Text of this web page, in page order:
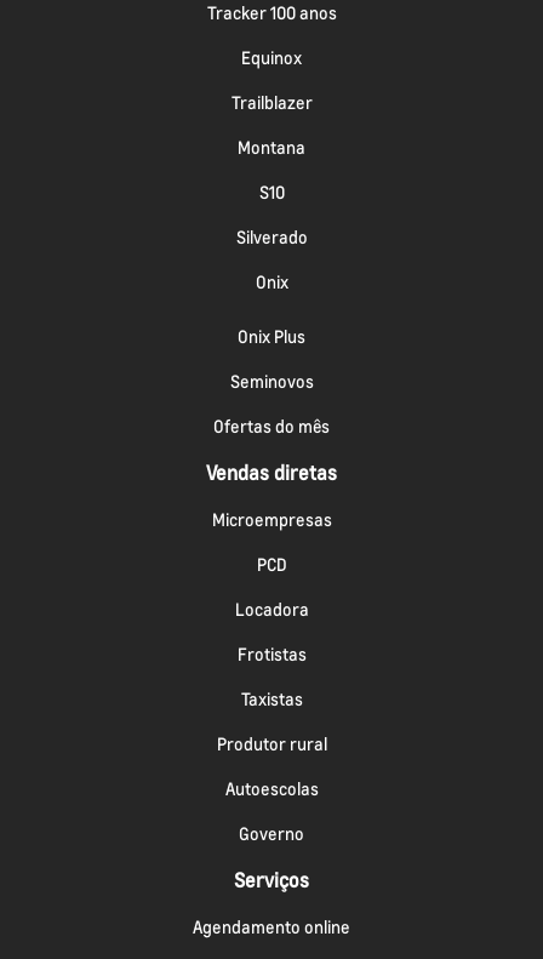
Tracker 100 anos
Equinox
Trailblazer
Montana
S10
Silverado
Onix
Onix Plus
Seminovos
Ofertas do mês
Vendas diretas
Microempresas
PCD
Locadora
Frotistas
Taxistas
Produtor rural
Autoescolas
Governo
Serviços
Agendamento online